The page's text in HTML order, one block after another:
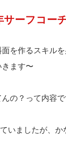
ーフコー
を作るスキル
ます〜
の？って内容
いましたが、か